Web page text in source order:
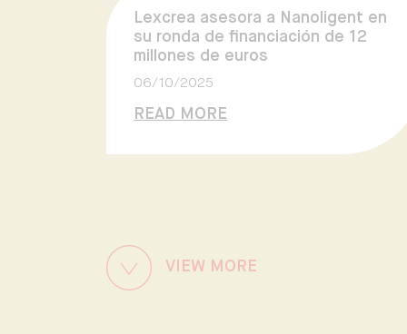
Lexcrea asesora a Nanoligent en
su ronda de financiación de 12
millones de euros
06/10/2025
READ MORE
VIEW MORE